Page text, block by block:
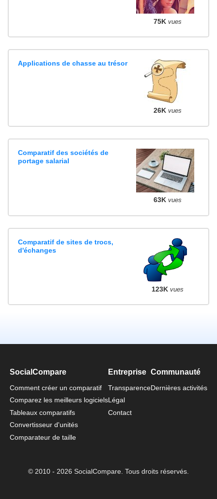
75K vues
Applications de chasse au trésor
26K vues
Comparatif des sociétés de
portage salarial
63K vues
Comparatif de sites de trocs,
d'échanges
123K vues
SocialCompare
Comment créer un comparatif
Comparez les meilleurs logiciels
Tableaux comparatifs
Convertisseur d'unités
Comparateur de taille
Entreprise
Transparence
Légal
Contact
Communauté
Dernières activités
© 2010 - 2026 SocialCompare. Tous droits réservés.